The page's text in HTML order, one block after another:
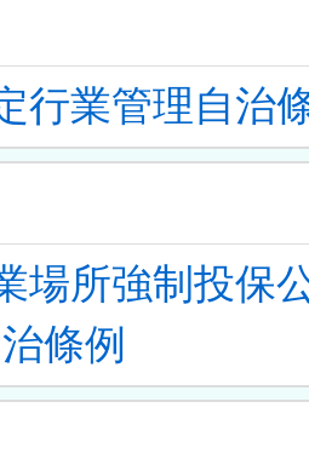
行業管理自治
場所強制投保
條例